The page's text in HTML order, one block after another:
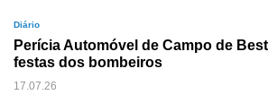
Diário
Perícia Automóvel de Campo de
festas dos bombeiros
17.07.26